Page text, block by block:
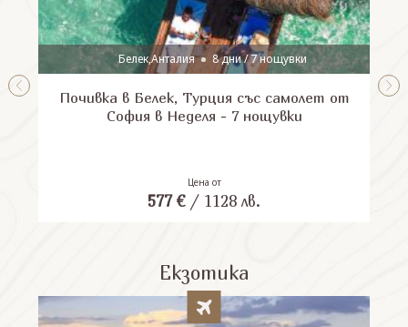
Белек,Анталия 8 дни / 7 нощувки
Почивка в Белек, Турция със самолет от
София в Неделя - 7 нощувки
Цена от
577 €/ 1128 лв.
Екзотика